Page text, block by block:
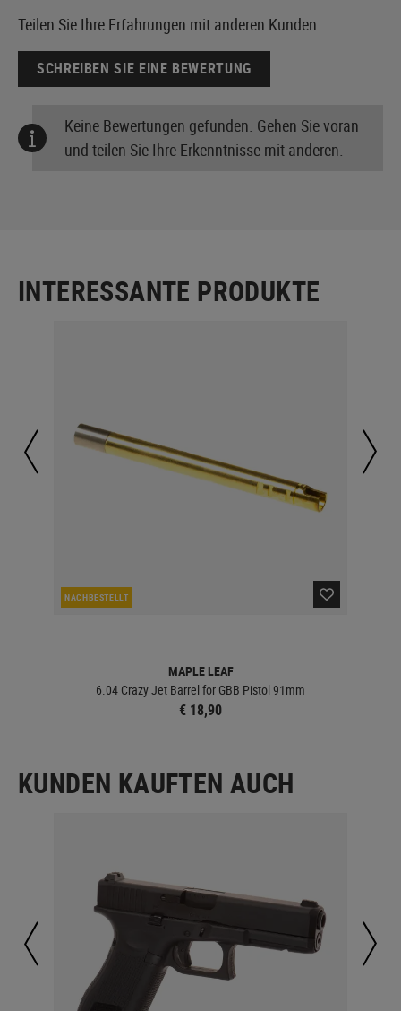
Teilen Sie Ihre Erfahrungen mit anderen Kunden.
SCHREIBEN SIE EINE BEWERTUNG
Keine Bewertungen gefunden. Gehen Sie voran
und teilen Sie Ihre Erkenntnisse mit anderen.
INTERESSANTE PRODUKTE
NACHBESTELLT
MAPLE LEAF
6.04 Crazy Jet Barrel for GBB Pistol 91mm
€ 18,90
KUNDEN KAUFTEN AUCH